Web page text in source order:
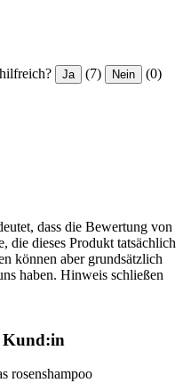
Ja (7) Nein (0)
dass die Bewertung von
die dieses Produkt tatsächlich
können aber grundsätzlich
haben. Hinweis schließen
Kund:in
rosenshampoo